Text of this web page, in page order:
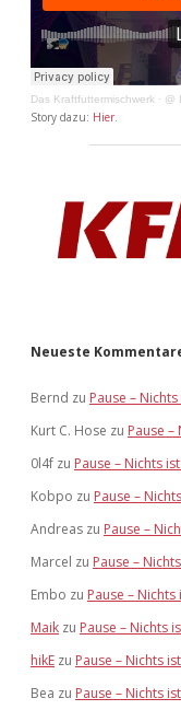
Das Kraftfuttermischwerk · @
Story dazu: Hier
Neueste
Bernd zu Pause –
Kurt C. Hose zu Pause
0l4f zu Pause – Nichts
Kobpo zu Pause –
Andreas zu Pause –
Marcel zu Pause –
Embo zu Pause –
Maik zu Pause – Nichts
hikE zu Pause – Nichts
Bea zu Pause – Nichts